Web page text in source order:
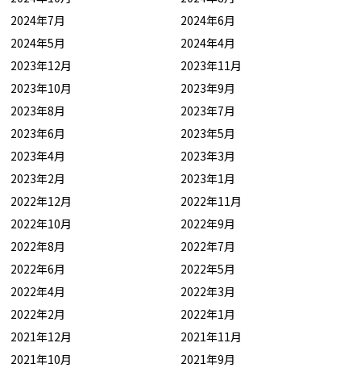
2024年7月
2024年6月
2024年5月
2024年4月
2023年12月
2023年11月
2023年10月
2023年9月
2023年8月
2023年7月
2023年6月
2023年5月
2023年4月
2023年3月
2023年2月
2023年1月
2022年12月
2022年11月
2022年10月
2022年9月
2022年8月
2022年7月
2022年6月
2022年5月
2022年4月
2022年3月
2022年2月
2022年1月
2021年12月
2021年11月
2021年10月
2021年9月